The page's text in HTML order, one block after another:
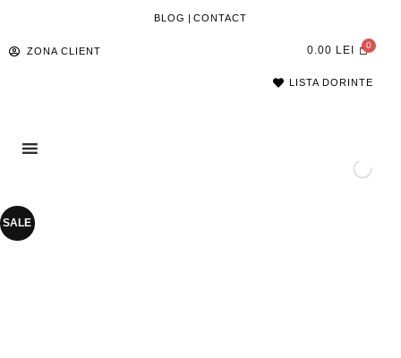
BLOG | CONTACT
ZONA CLIENT 0.00 LEI
LISTA DORINTE
SALE